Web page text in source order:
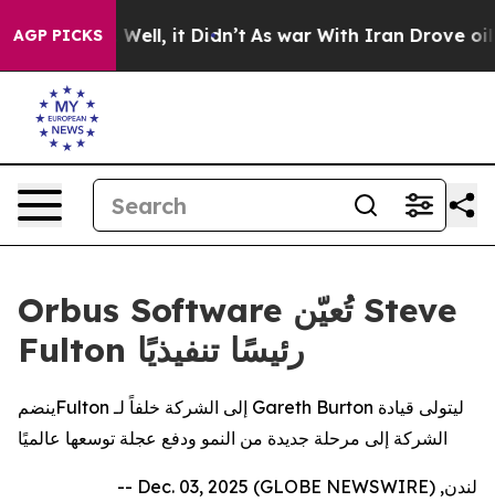
AGP PICKS
40%. Well, it Didn’t As war With Iran Drove oil
Orbus Software تُعيّن Steve
Fulton رئيسًا تنفيذيًا
ينضمFulton إلى الشركة خلفاً لـ Gareth Burton ليتولى قيادة
الشركة إلى مرحلة جديدة من النمو ودفع عجلة توسعها عالميًا
لندن, Dec. 03, 2025 (GLOBE NEWSWIRE) --